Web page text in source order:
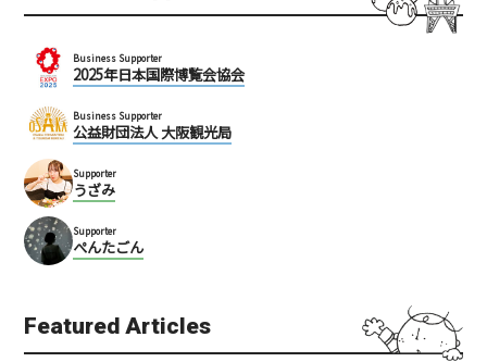
Business Supporter
2025年日本国際博覧会協会
Business Supporter
公益財団法人 大阪観光局
Supporter
うざみ
Supporter
ぺんたごん
Featured Articles